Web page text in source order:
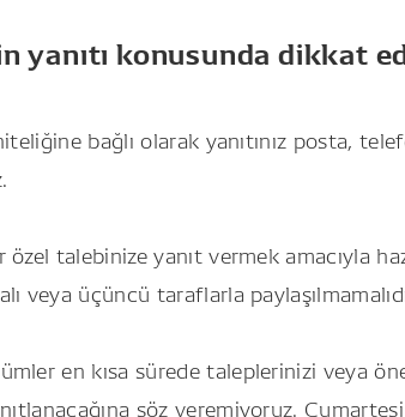
yanıtı konusunda dikkat
bağlı olarak yanıtınız posta,
özel talebinize yanıt vermek amacıyla
veya üçüncü taraflarla
en kısa sürede taleplerinizi veya
söz veremiyoruz.